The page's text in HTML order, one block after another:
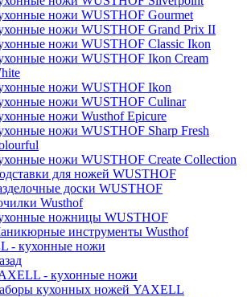
ножи WUSTHOF Gourmet
ножи WUSTHOF Grand Prix II
ножи WUSTHOF Classic Ikon
ножи WUSTHOF Ikon Cream
ножи WUSTHOF Ikon
ножи WUSTHOF Culinar
ножи Wusthof Epicure
ножи WUSTHOF Sharp Fresh
ножи WUSTHOF Create Collection
для ножей WUSTHOF
доски WUSTHOF
Wusthof
ножницы WUSTHOF
инструменты Wusthof
- кухонные ножи
- кухонные ножи
кухонных ножей YAXELL